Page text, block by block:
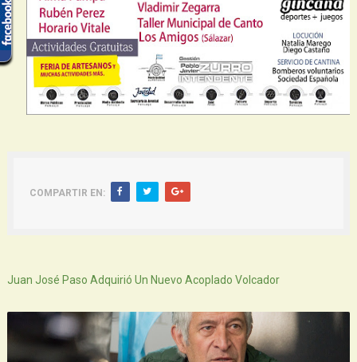
COMPARTIR EN:
Juan José Paso Adquirió Un Nuevo Acoplado Volcador